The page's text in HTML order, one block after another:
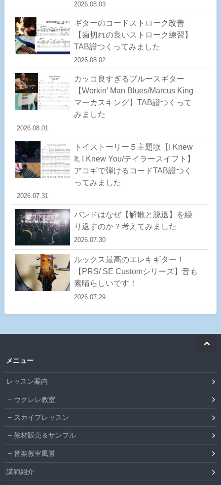
2026.08.03
ギターのコードストローク改善
【歯切れの良いストローク練習】
TAB譜つくってみました
2026.08.02
カッコ良すぎるブルースギター
【Workin’ Man Blues/Marcus King
マーカスキング】TAB譜つくって
みました
2026.08.01
トイストーリー５主題歌【I Knew
It, I Knew You/テイラースイフト】
アコギで弾けるコードTAB譜つく
ってみました
2026.07.31
バンドはなぜ【解散と脱退】を繰
り返すのか？考えてみました
2026.07.30
ルックス最高のエレキギター！
【PRS/ SE Customシリーズ】音も
素晴らしいです！
2026.07.29
メニュー
レッスン案内
ウクレレ教室
スカイプレッスン
教材販売＆サンプル
音楽教室風景
講師紹介